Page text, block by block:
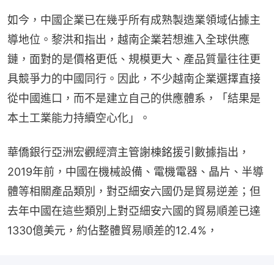
如今，中國企業已在幾乎所有成熟製造業領域佔據主
導地位。黎洪和指出，越南企業若想進入全球供應
鏈，面對的是價格更低、規模更大、產品質量往往更
具競爭力的中國同行。因此，不少越南企業選擇直接
從中國進口，而不是建立自己的供應體系，「結果是
本土工業能力持續空心化」。
華僑銀行亞洲宏觀經濟主管謝棟銘援引數據指出，
2019年前，中國在機械設備、電機電器、晶片、半導
體等相關產品類別，對亞細安六國仍是貿易逆差；但
去年中國在這些類別上對亞細安六國的貿易順差已達
1330億美元，約佔整體貿易順差的12.4%，